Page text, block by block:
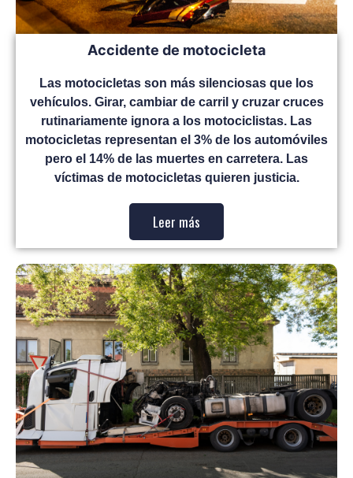
Accidente de motocicleta
Las motocicletas son más silenciosas que los
vehículos. Girar, cambiar de carril y cruzar cruces
rutinariamente ignora a los motociclistas. Las
motocicletas representan el 3% de los automóviles
pero el 14% de las muertes en carretera. Las
víctimas de motocicletas quieren justicia.
Leer más